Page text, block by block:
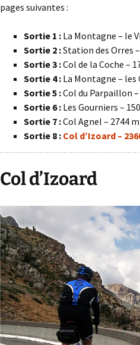
pages suivantes :
Sortie 1 : La Montagne – le
Sortie 2 :Station des Orres
Sortie 3 :Col de la Coche –
Sortie 4 : La Montagne – les
Sortie 5 :Col du Parpaillon –
Sortie 6 : Les Gourniers –
Sortie 7 :Col Agnel – 2744 m
Sortie 8 : Col d’Izoard –
Col d’Izoard